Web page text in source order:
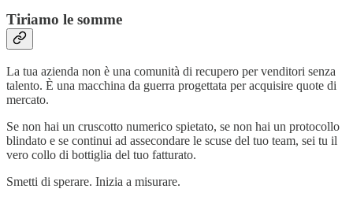
Tiriamo le somme
La tua azienda non è una comunità di recupero per venditori senza
talento. È una macchina da guerra progettata per acquisire quote di
mercato.
Se non hai un cruscotto numerico spietato, se non hai un protocollo
blindato e se continui ad assecondare le scuse del tuo team, sei tu il
vero collo di bottiglia del tuo fatturato.
Smetti di sperare. Inizia a misurare.